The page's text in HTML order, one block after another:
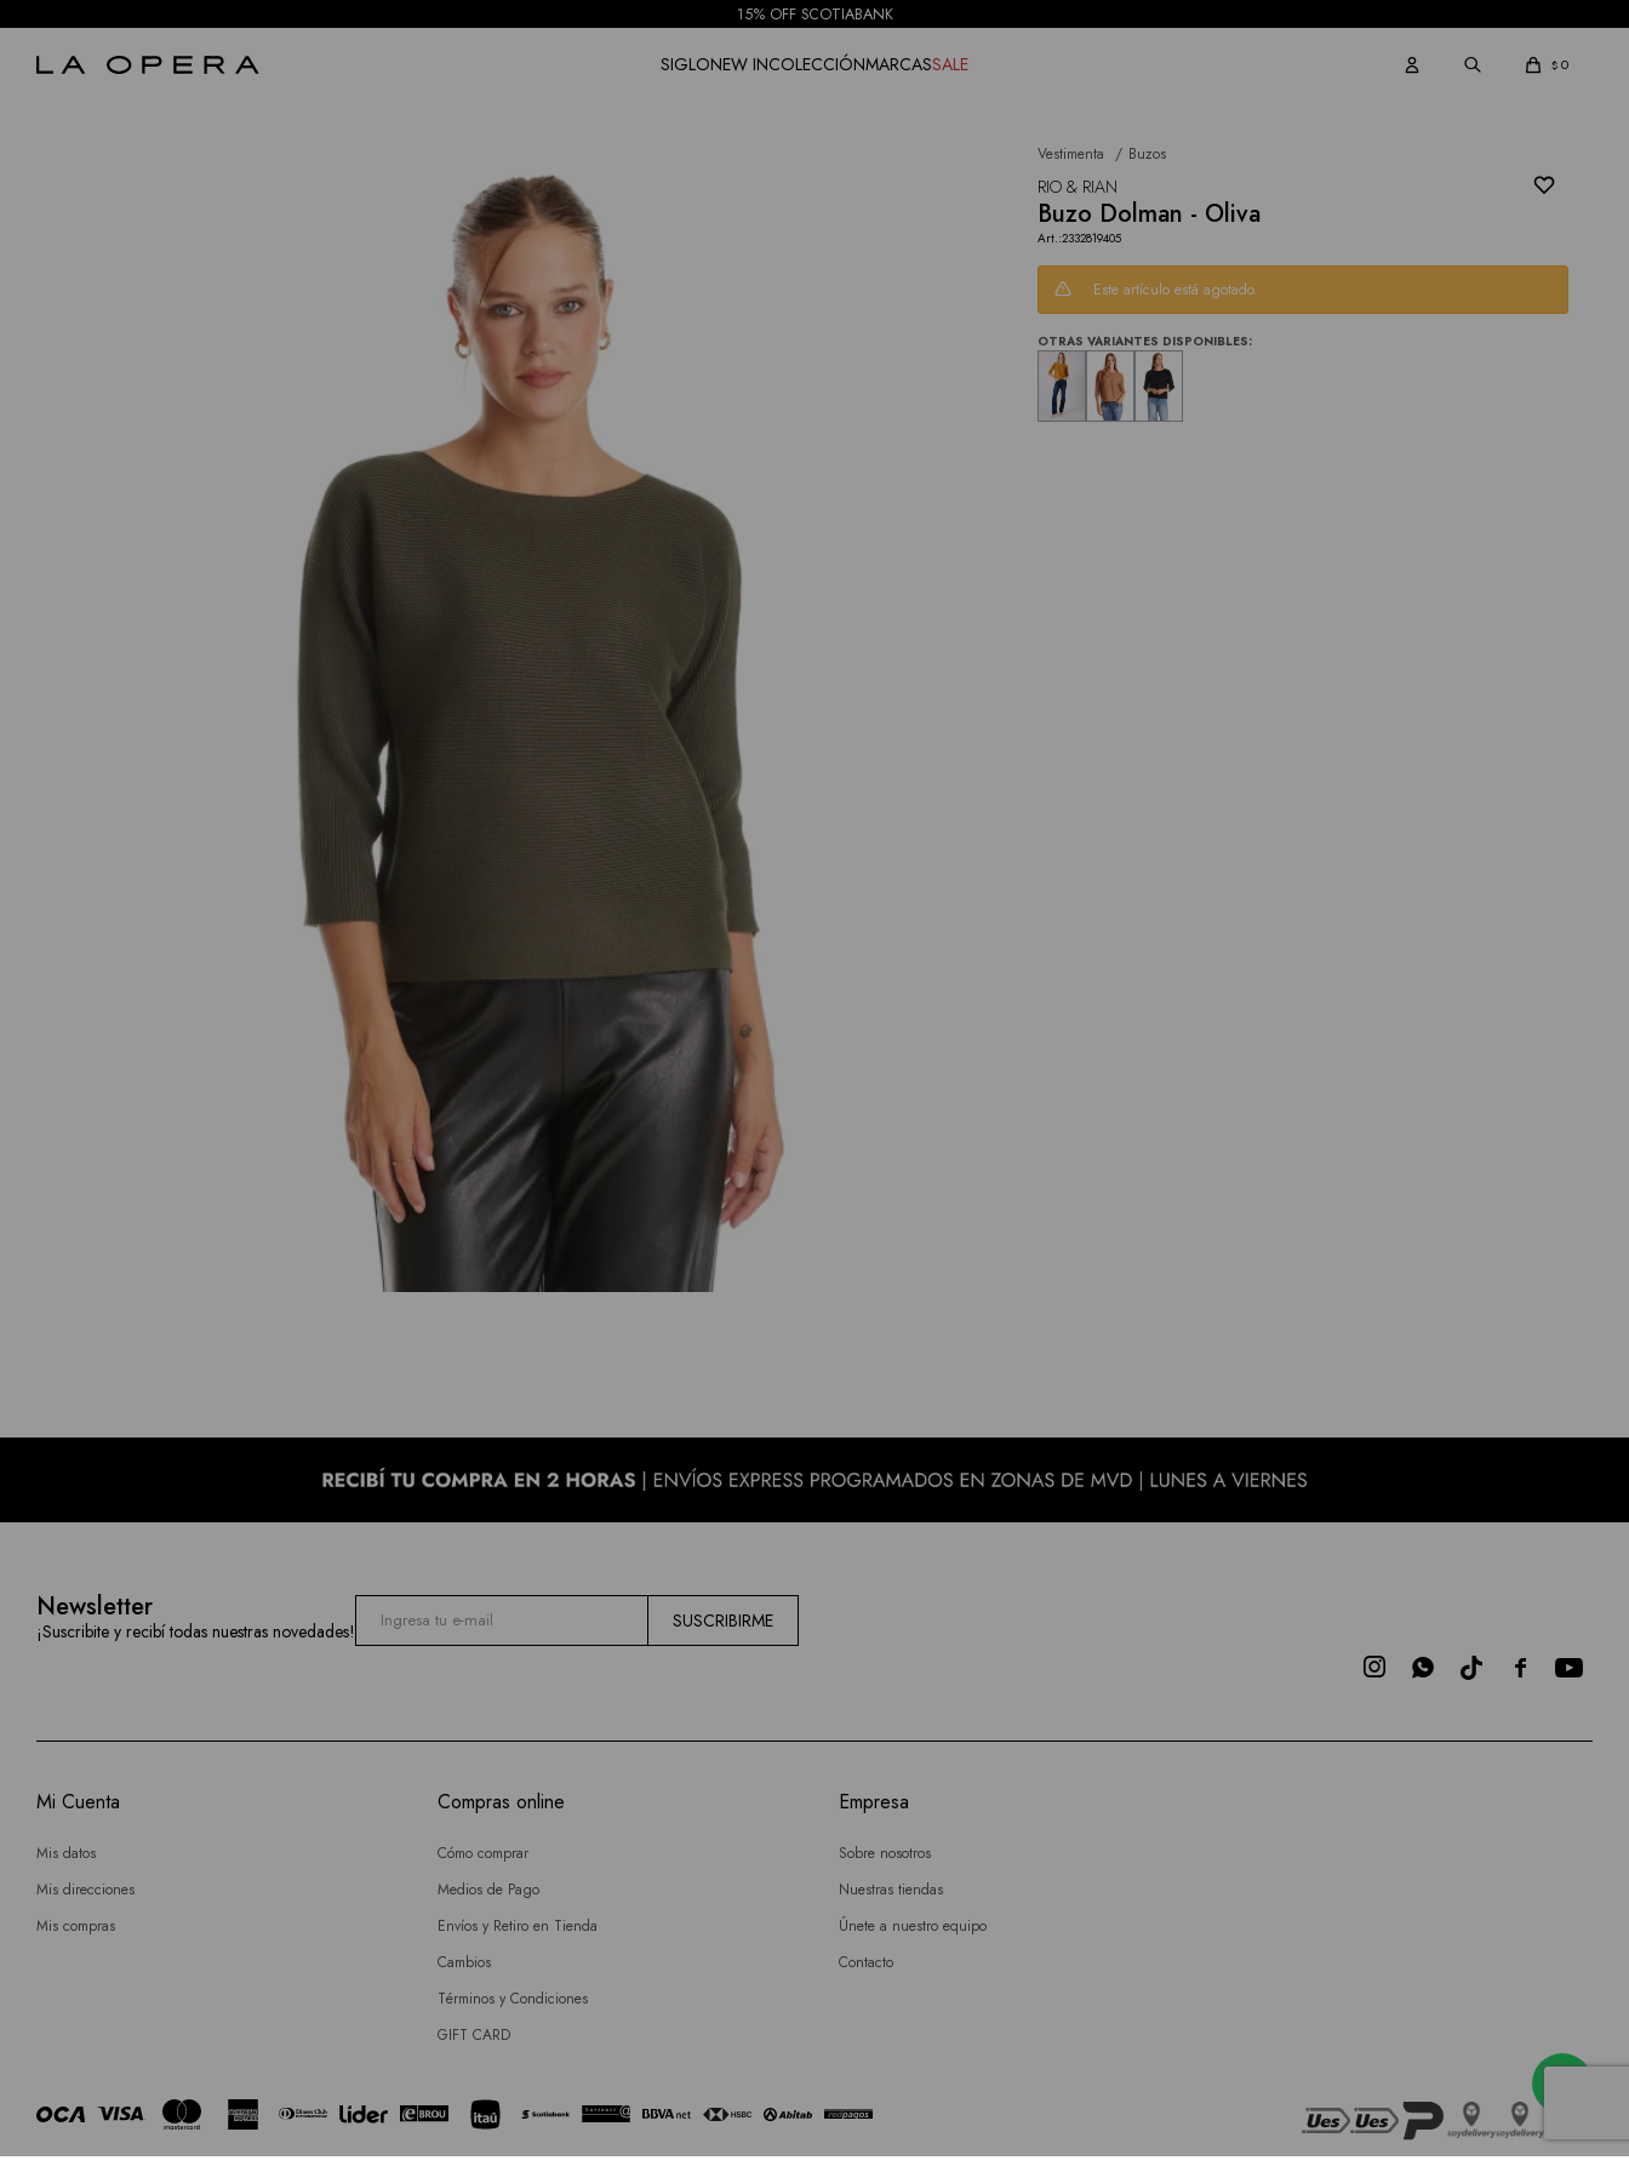
15% OFF SCOTIABANK
SIGLONEW INCOLECCIÓNMARCASSALE $ 0
Vestimenta Buzos
RIO & RIAN
Buzo Dolman - Oliva
2332819405
Este artículo está agotado.
OTRAS VARIANTES DISPONIBLES:
Newsletter
¡Suscribite y recibí todas nuestras novedades! SUSCRIBIRME

 
Mi Cuenta
Mis datos
Mis direcciones
Mis compras
Compras online
Cómo comprar
Medios de Pago
Envíos y Retiro en Tienda
Cambios
Términos y Condiciones
GIFT CARD
Empresa
Sobre nosotros
Nuestras tiendas
Únete a nuestro equipo
Contacto